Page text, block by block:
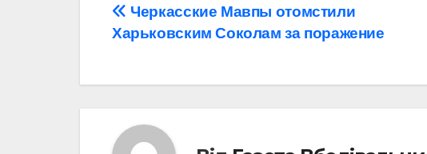
Навігація
записів
Черкасские Мавпы отомстили
Харьковским Соколам за поражение